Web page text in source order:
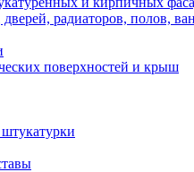
дверей, радиаторов,
поверхностей и крыш